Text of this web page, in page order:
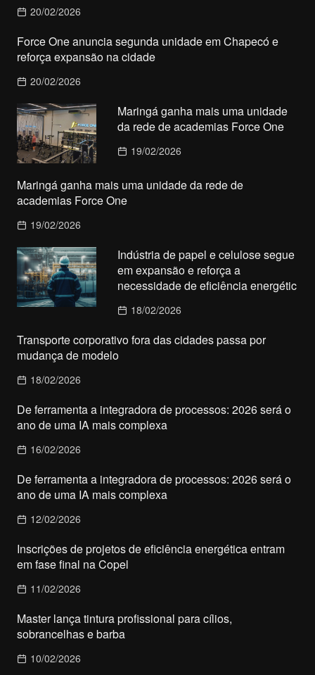
20/02/2026
Force One anuncia segunda unidade em Chapecó e
reforça expansão na cidade
20/02/2026
Maringá ganha mais uma unidade
da rede de academias Force One
19/02/2026
Maringá ganha mais uma unidade da rede de
academias Force One
19/02/2026
Indústria de papel e celulose segue
em expansão e reforça a
necessidade de eficiência energétic
18/02/2026
Transporte corporativo fora das cidades passa por
mudança de modelo
18/02/2026
De ferramenta a integradora de processos: 2026 será o
ano de uma IA mais complexa
16/02/2026
De ferramenta a integradora de processos: 2026 será o
ano de uma IA mais complexa
12/02/2026
Inscrições de projetos de eficiência energética entram
em fase final na Copel
11/02/2026
Master lança tintura profissional para cílios,
sobrancelhas e barba
10/02/2026